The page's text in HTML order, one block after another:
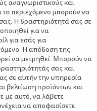
αναγνωριστικούς και
το περιεχόμενο μπορούν να
Η δραστηριότητά σας σε
για να
για εσάς για
Η απόδοση της
να μετρηθεί. Μπορούν να
σας και
σε αυτήν την υπηρεσία
βελτίωση προϊόντων και
με αυτό, να λάβετε
να αποφασίσετε.